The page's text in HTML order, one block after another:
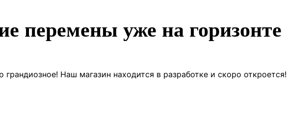
перемены уже на горизонте
грандиозное! Наш магазин находится в разработке и скоро откроется!